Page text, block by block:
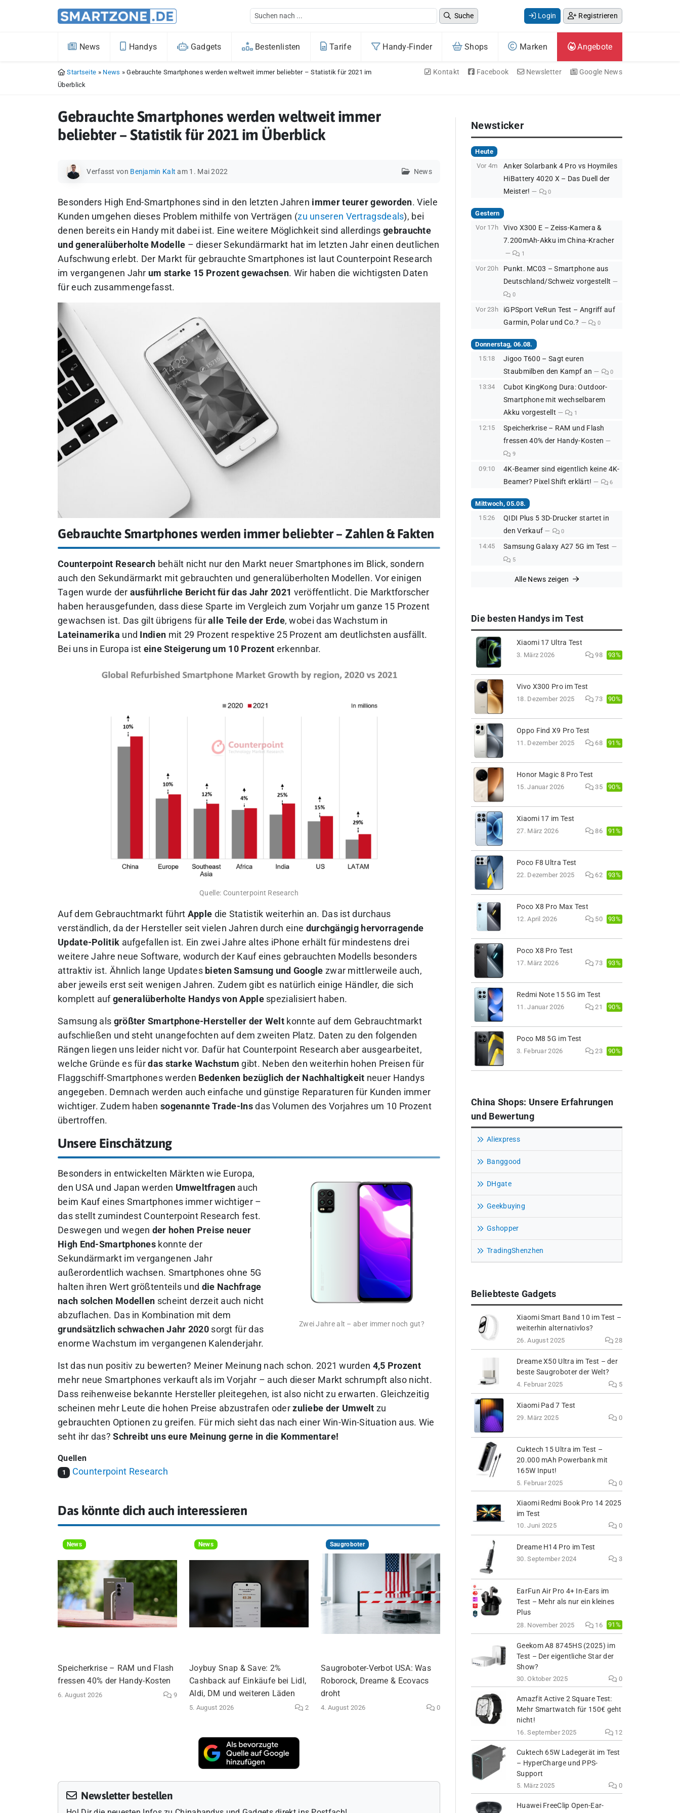
Suche Login Registrieren
News Handys Gadgets Bestenlisten Tarife Handy-Finder Shops Marken Angebote
Startseite » News »Gebrauchte Smartphones werden weltweit immer beliebter – Statistik für 2021 im
Überblick
Kontakt Facebook Newsletter Google News
Gebrauchte Smartphones werden weltweit immer
beliebter – Statistik für 2021 im Überblick
Verfasst von Benjamin Kalt am 1. Mai 2022 News
Besonders High End-Smartphones sind in den letzten Jahren immer teurer geworden. Viele
Kunden umgehen dieses Problem mithilfe von Verträgen (zu unseren Vertragsdeals), bei
denen bereits ein Handy mit dabei ist. Eine weitere Möglichkeit sind allerdings gebrauchte
und generalüberholte Modelle – dieser Sekundärmarkt hat im letzten Jahr einen deutlichen
Aufschwung erlebt. Der Markt für gebrauchte Smartphones ist laut Counterpoint Research
im vergangenen Jahr um starke 15 Prozent gewachsen. Wir haben die wichtigsten Daten
für euch zusammengefasst.
Gebrauchte Smartphones werden immer beliebter – Zahlen & Fakten
Counterpoint Research behält nicht nur den Markt neuer Smartphones im Blick, sondern
auch den Sekundärmarkt mit gebrauchten und generalüberholten Modellen. Vor einigen
Tagen wurde der ausführliche Bericht für das Jahr 2021 veröffentlicht. Die Marktforscher
haben herausgefunden, dass diese Sparte im Vergleich zum Vorjahr um ganze 15 Prozent
gewachsen ist. Das gilt übrigens füralle Teile der Erde, wobei das Wachstum in
Lateinamerika und Indien mit 29 Prozent respektive 25 Prozent am deutlichsten ausfällt.
Bei uns in Europa ist eine Steigerung um 10 Prozent erkennbar.
Quelle: Counterpoint Research
Auf dem Gebrauchtmarkt führt Apple die Statistik weiterhin an. Das ist durchaus
verständlich, da der Hersteller seit vielen Jahren durch eine durchgängig hervorragende
Update-Politik aufgefallen ist. Ein zwei Jahre altes iPhone erhält für mindestens drei
weitere Jahre neue Software, wodurch der Kauf eines gebrauchten Modells besonders
attraktiv ist. Ähnlich lange Updates bieten Samsung und Google zwar mittlerweile auch,
aber jeweils erst seit wenigen Jahren. Zudem gibt es natürlich einige Händler, die sich
komplett auf generalüberholte Handys von Applespezialisiert haben.
Samsung als größter Smartphone-Hersteller der Welt konnte auf dem Gebrauchtmarkt
aufschließen und steht unangefochten auf dem zweiten Platz. Daten zu den folgenden
Rängen liegen uns leider nicht vor. Dafür hat Counterpoint Research aber ausgearbeitet,
welche Gründe es fürdas starke Wachstum gibt. Neben den weiterhin hohen Preisen für
Flaggschiff-Smartphones werden Bedenken bezüglich der Nachhaltigkeit neuer Handys
angegeben. Demnach werden auch einfache und günstige Reparaturen für Kunden immer
wichtiger. Zudem haben sogenannte Trade-Insdas Volumen des Vorjahres um 10 Prozent
übertroffen.
Unsere Einschätzung
Zwei Jahre alt – aber immer noch gut?
Besonders in entwickelten Märkten wie Europa,
den USA und Japan werden Umweltfragen auch
beim Kauf eines Smartphones immer wichtiger –
das stellt zumindest Counterpoint Research fest.
Deswegen und wegen der hohen Preise neuer
High End-Smartphones konnte der
Sekundärmarkt im vergangenen Jahr
außerordentlich wachsen. Smartphones ohne 5G
halten ihren Wert größtenteils und die Nachfrage
nach solchen Modellen scheint derzeit auch nicht
abzuflachen. Das in Kombination mit dem
grundsätzlich schwachen Jahr 2020sorgt für das
enorme Wachstum im vergangenen Kalenderjahr.
Ist das nun positiv zu bewerten? Meiner Meinung nach schon. 2021 wurden 4,5 Prozent
mehr neue Smartphones verkauft als im Vorjahr – auch dieser Markt schrumpft also nicht.
Dass reihenweise bekannte Hersteller pleitegehen, ist also nicht zu erwarten. Gleichzeitig
scheinen mehr Leute die hohen Preise abzustrafen oderzuliebe der Umwelt zu
gebrauchten Optionen zu greifen. Für mich sieht das nach einer Win-Win-Situation aus. Wie
seht ihr das?Schreibt uns eure Meinung gerne in die Kommentare!
Quellen
1 Counterpoint Research
Das könnte dich auch interessieren
News
Speicherkrise – RAM und Flash
fressen 40% der Handy-Kosten
6. August 2026 9
News
Joybuy Snap & Save: 2%
Cashback auf Einkäufe bei Lidl,
Aldi, DM und weiteren Läden
5. August 2026 2
Saugroboter
Saugroboter-Verbot USA: Was
Roborock, Dreame & Ecovacs
droht
4. August 2026 0
Newsletter bestellen
Newsticker
Heute
Vor 4m
Anker Solarbank 4 Pro vs Hoymiles
HiBattery 4020 X – Das Duell der
Meister!
0
Gestern
Vor 17h
Vivo X300 E – Zeiss-Kamera &
7.200mAh-Akku im China-Kracher
1
Vor 20h
Punkt. MC03 – Smartphone aus
Deutschland/Schweiz vorgestellt
0
Vor 23h
iGPSport VeRun Test – Angriff auf
Garmin, Polar und Co.?
0
Donnerstag, 06.08.
15:18
Jigoo T600 – Sagt euren
Staubmilben den Kampf an
0
13:34
Cubot KingKong Dura: Outdoor-
Smartphone mit wechselbarem
Akku vorgestellt
1
12:15
Speicherkrise – RAM und Flash
fressen 40% der Handy-Kosten
9
09:10
4K-Beamer sind eigentlich keine 4K-
Beamer? Pixel Shift erklärt!
6
Mittwoch, 05.08.
15:26
QIDI Plus 5 3D-Drucker startet in
den Verkauf
0
14:45 Samsung Galaxy A27 5G im Test
5
Alle News zeigen
Die besten Handys im Test
Xiaomi 17 Ultra Test
3. März 2026 98 93%
Vivo X300 Pro im Test
18. Dezember 2025 73 90%
Oppo Find X9 Pro Test
11. Dezember 2025 68 91%
Honor Magic 8 Pro Test
15. Januar 2026 35 90%
Xiaomi 17 im Test
27. März 2026 86 91%
Poco F8 Ultra Test
22. Dezember 2025 62 93%
Poco X8 Pro Max Test
12. April 2026 50 93%
Poco X8 Pro Test
17. März 2026 73 93%
Redmi Note 15 5G im Test
11. Januar 2026 21 90%
Poco M8 5G im Test
3. Februar 2026 23 90%
China Shops: Unsere Erfahrungen
und Bewertung
Aliexpress
Banggood
DHgate
Geekbuying
Gshopper
TradingShenzhen
Beliebteste Gadgets
Xiaomi Smart Band 10 im Test –
weiterhin alternativlos?
26. August 2025 28
Dreame X50 Ultra im Test – der
beste Saugroboter der Welt?
4. Februar 2025 5
Xiaomi Pad 7 Test
29. März 2025 0
Cuktech 15 Ultra im Test –
20.000 mAh Powerbank mit
165W Input!
5. Februar 2025 0
Xiaomi Redmi Book Pro 14 2025
im Test
10. Juni 2025 0
Dreame H14 Pro im Test
30. September 2024 3
EarFun Air Pro 4+ In-Ears im
Test – Mehr als nur ein kleines
Plus
28. November 2025 16 91%
Geekom A8 8745HS (2025) im
Test – Der eigentliche Star der
Show?
30. Oktober 2025 0
Amazfit Active 2 Square Test:
Mehr Smartwatch für 150€ geht
nicht!
16. September 2025 12
Cuktech 65W Ladegerät im Test
– HyperCharge und PPS-
Support
5. März 2025 0
Huawei FreeClip Open-Ear-